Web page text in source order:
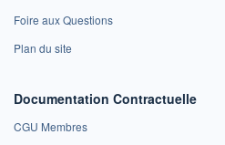
Foire aux Questions
Plan du site
Documentation Contractuelle
CGU Membres